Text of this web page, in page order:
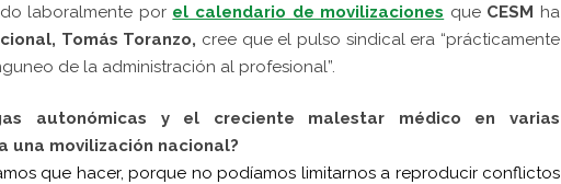
laboralmente por el calendario de movilizaciones que CESM ha
Tomás Toranzo, cree que el pulso sindical era “prácticamente
de la administración al profesional”.
autonómicas y el creciente malestar médico en varias
una movilización nacional?
que hacer, porque no podíamos limitarnos a reproducir conflictos